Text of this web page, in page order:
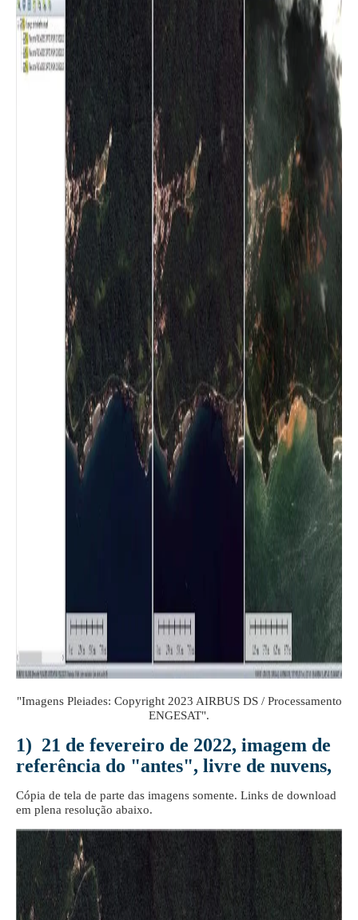
"Imagens Pleiades: Copyright 2023 AIRBUS DS / Processamento
ENGESAT".
1) 21 de fevereiro de 2022, imagem de
referência do "antes", livre de nuvens,
Cópia de tela de parte das imagens somente. Links de download
em plena resolução abaixo.